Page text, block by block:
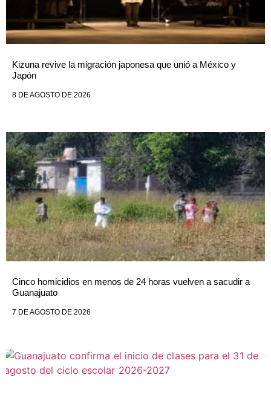
Kizuna revive la migración japonesa que unió a México y
Japón
8 DE AGOSTO DE 2026
Cinco homicidios en menos de 24 horas vuelven a sacudir a
Guanajuato
7 DE AGOSTO DE 2026